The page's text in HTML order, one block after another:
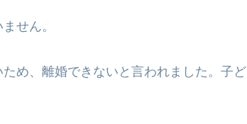
せん。
め、離婚できないと言われました。子ど